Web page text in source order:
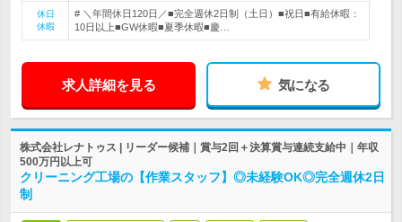
休日
休暇
# ＼年間休日120日／■完全週休2日制（土日）■祝日■有給休暇：
10日以上■GW休暇■夏季休暇■慶…
求人詳細を見る 気になる
株式会社レナトゥス | リーダー候補｜賞与2回＋決算賞与連続支給中｜年収
500万円以上可
クリーニング工場の【作業スタッフ】◎未経験OK◎完全週休2日
制